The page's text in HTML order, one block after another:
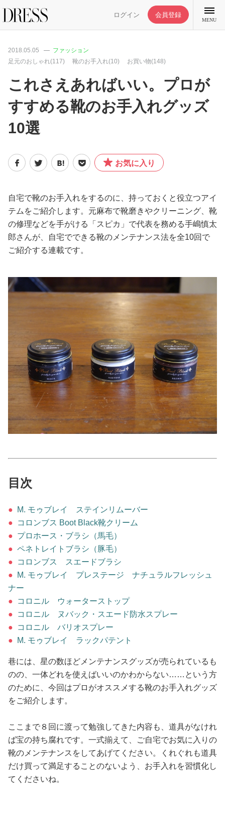
ログイン 会員登録
MENU
ライフスタイル
恋愛/結婚/離婚
美容/健康
妊娠/出産/家族
ココロ/カラダ
グルメ
トラベル
カルチャー/エンタメ
ゲーム
2018.05.05
ファッション
足元のおしゃれ(117)
靴のお手入れ(10) お買い物(148)
これさえあればいい。プロが
すすめる靴のお手入れグッズ
10選
お気に入り
自宅で靴のお手入れをするのに、持っておくと役立つアイ
テムをご紹介します。元麻布で靴磨きやクリーニング、靴
の修理などを手がける「スピカ」で代表を務める手嶋慎太
郎さんが、自宅でできる靴のメンテナンス法を全10回で
ご紹介する連載です。
目次
●
M. モゥブレイ ステインリムーバー
●
コロンブス Boot Black靴クリーム
● プロホース・ブラシ（馬毛）
● ペネトレイトブラシ（豚毛）
●
コロンブス スエードブラシ
●
M. モゥブレイ プレステージ ナチュラルフレッシュ
ナー
●
コロニル ウォーターストップ
●
コロニル ヌバック・スエード防水スプレー
●
コロニル バリオスプレー
●
M. モゥブレイ ラックパテント
巷には、星の数ほどメンテナンスグッズが売られているも
のの、一体どれを使えばいいのかわからない……という方
のために、今回はプロがオススメする靴のお手入れグッズ
をご紹介します。
ここまで８回に渡って勉強してきた内容も、道具がなけれ
ば宝の持ち腐れです。一式揃えて、ご自宅でお気に入りの
靴のメンテナンスをしてあげてください。くれぐれも道具
だけ買って満足することのないよう、お手入れを習慣化し
てくださいね。